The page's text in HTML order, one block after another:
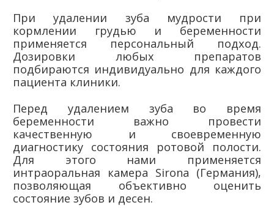
При удалении зуба мудрости при
кормлении грудью и беременности
применяется персональный подход.
Дозировки любых препаратов
подбираются индивидуально для каждого
пациента клиники.
Перед удалением зуба во время
беременности важно провести
качественную и своевременную
диагностику состояния ротовой полости.
Для этого нами применяется
интраоральная камера Sirona (Германия),
позволяющая объективно оценить
состояние зубов и десен.